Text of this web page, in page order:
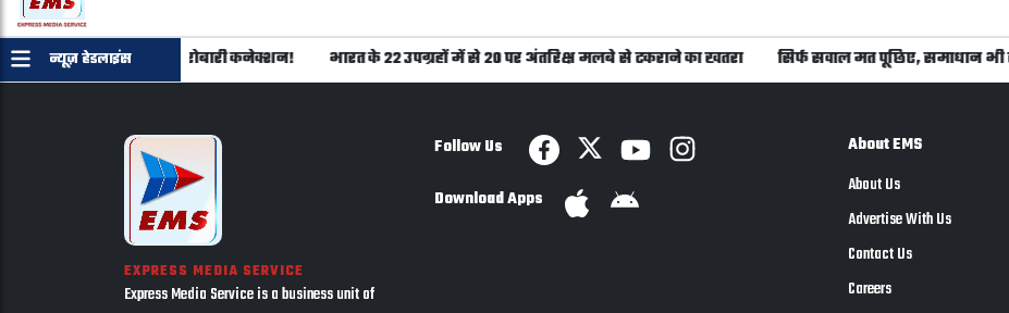
न्यूज़ हेडलाइंस
का शिवराज परिवार से कारोबारी कनेक्शन! भारत के 22 उपग्रहों में से 20 पर अंतरिक्ष मलबे से टकराने का खतरा सिर्फ सवाल मत पूछिए, समाधान भी
EXPRESS MEDIA SERVICE
Express Media Service is a business unit of
Follow Us
Download Apps
About EMS
About Us
Advertise With Us
Contact Us
Careers